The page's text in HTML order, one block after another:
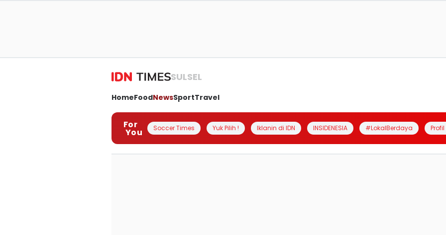
SULSEL
HomeFoodNewsSportTravel
For
You Soccer Times Yuk Pilih ! Iklanin di IDN INSIDENESIA #LokalBerdaya